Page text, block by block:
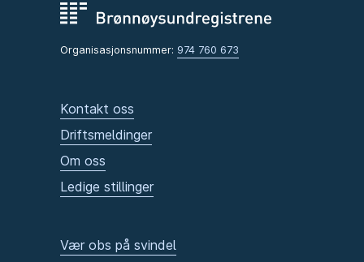
Organisasjonsnummer: 974 760 673
Kontakt oss
Driftsmeldinger
Om oss
Ledige stillinger
Vær obs på svindel